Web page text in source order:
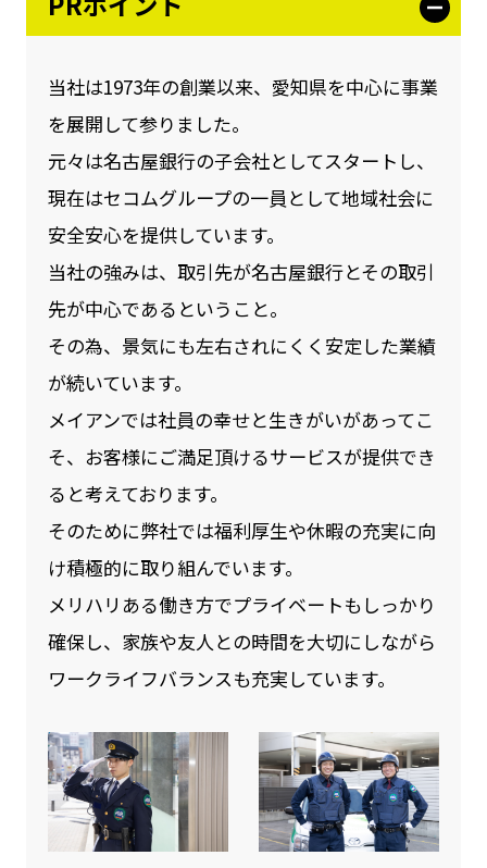
当社は1973年の創業以来、愛知県を中心に事業
を展開して参りました。
元々は名古屋銀⾏の⼦会社としてスタートし、
現在はセコムグループの⼀員として地域社会に
安全安心を提供しています。
当社の強みは、取引先が名古屋銀⾏とその取引
先が中⼼であるということ。
その為、景気にも左右されにくく安定した業績
が続いています。
メイアンでは社員の幸せと生きがいがあってこ
そ、お客様にご満足頂けるサービスが提供でき
ると考えております。
そのために弊社では福利厚生や休暇の充実に向
け積極的に取り組んでいます。
メリハリある働き方でプライベートもしっかり
確保し、家族や友人との時間を大切にしながら
ワークライフバランスも充実しています。